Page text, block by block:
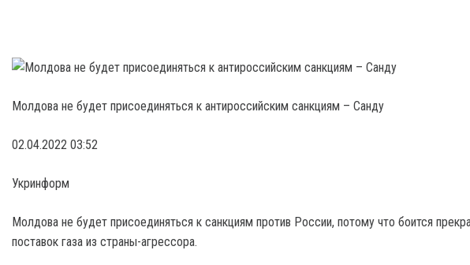
Молдова не будет присоединяться к антироссийским санкциям – Санду
02.04.2022 03:52
Укринформ
Молдова не будет присоединяться к санкциям против России, потому что боится
поставок газа из страны-агрессора.